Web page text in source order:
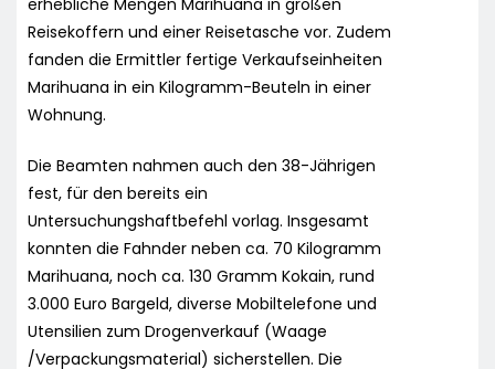
Reisekoffern und einer Reisetasche vor. Zudem
fanden die Ermittler fertige Verkaufseinheiten
Marihuana in ein Kilogramm-Beuteln in einer
Wohnung.
Die Beamten nahmen auch den 38-Jährigen
fest, für den bereits ein
Untersuchungshaftbefehl vorlag. Insgesamt
konnten die Fahnder neben ca. 70 Kilogramm
Marihuana, noch ca. 130 Gramm Kokain, rund
3.000 Euro Bargeld, diverse Mobiltelefone und
Utensilien zum Drogenverkauf (Waage
/Verpackungsmaterial) sicherstellen. Die